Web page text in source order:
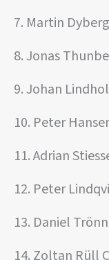
7. Martin
8. Jonas
9. Johan
10. Peter
11. Adrian
12. Peter
13. Daniel
14. Zoltan Rüll